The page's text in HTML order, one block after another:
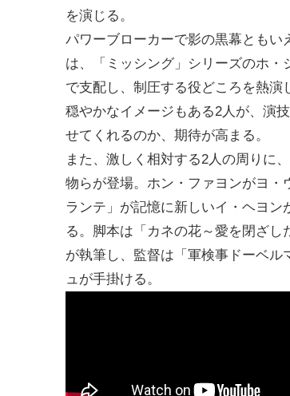
を演じる。
パワーブローカーで影の黒幕ともい
は、「ミッシング」シリーズのホ・
で支配し、制圧する役どころを熱演
穏やかなイメージもある2人が、演
せてくれるのか、期待が高まる。
また、激しく相対する2人の周りに
物らが登場。ホン・ファヨンがヨ・
ランテ」が記憶に新しいイ・ヘヨン
る。脚本は「カネの花～愛を閉ざし
が執筆し、監督は「軍検事ドーベル
ュが手掛ける。